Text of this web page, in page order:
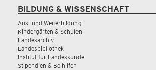
BILDUNG & WISSENSCHAFT
Aus- und Weiterbildung
Kindergärten & Schulen
Landesarchiv
Landesbibliothek
Institut für Landeskunde
Stipendien & Beihilfen